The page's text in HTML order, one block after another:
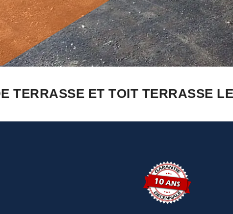
TERRASSE ET TOIT TERRASSE